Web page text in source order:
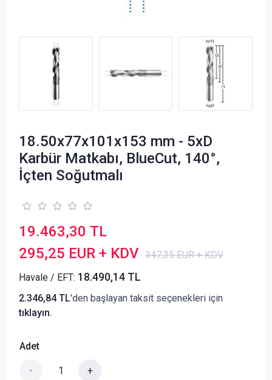
18.50x77x101x153 mm - 5xD
Karbür Matkabı, BlueCut, 140°,
İçten Soğutmalı
19.463,30 TL
295,25 EUR + KDV 347,35 EUR + KDV
Havale / EFT: 18.490,14 TL
2.346,84 TL'den başlayan taksit seçenekleri için
tıklayın.
Adet
- +